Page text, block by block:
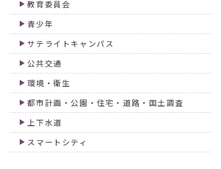
教育委員会
青少年
サテライトキャンパス
公共交通
環境・衛生
都市計画・公園・住宅・道路・国土調査
上下水道
スマートシティ